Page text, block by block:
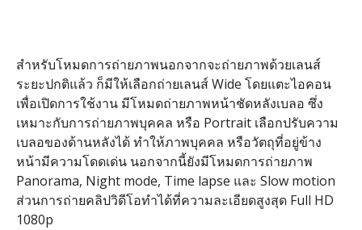
สำหรับโหมดการถ่ายภาพนอกจากจะถ่ายภาพด้วยเลนส์
ระยะปกติแล้ว ก็มีให้เลือกถ่ายเลนส์ Wide โดยแตะไอคอน
เพื่อเปิดการใช้งาน มีโหมดถ่ายภาพหน้าชัดหลังเบลอ ซึ่ง
เหมาะกับการถ่ายภาพบุคคล หรือ Portrait เลือกปรับความ
เบลอของด้านหลังได้ ทำให้ภาพบุคคล หรือวัตถุที่อยู่ข้าง
หน้ามีความโดดเด่น นอกจากนี้ยังมีโหมดการถ่ายภาพ
Panorama, Night mode, Time lapse และ Slow motion
ส่วนการถ่ายคลิปวิดีโอทำได้ที่ความละเอียดสูงสุด Full HD
1080p